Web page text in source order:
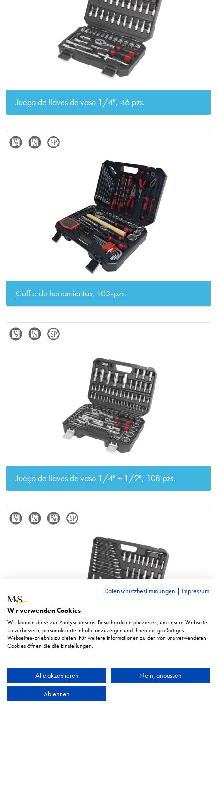
Juego de llaves de vaso 1/4", 46 pzs.
Coffre de herramientas, 103-pzs.
Juego de llaves de vaso 1/4" + 1/2", 108 pzs.
Juego de llaves de vaso 1/4" + 3/8" + 1/2", 216 pzs.
Datenschutzbestimmungen | Impressum
Wir verwenden Cookies
Wir können diese zur Analyse unserer Besucherdaten platzieren, um unsere Webseite
zu verbessern, personalisierte Inhalte anzuzeigen und Ihnen ein großartiges
Webseiten-Erlebnis zu bieten. Für weitere Informationen zu den von uns verwendeten
Cookies öffnen Sie die Einstellungen.
Alle akzeptieren Nein, anpassen
Ablehnen